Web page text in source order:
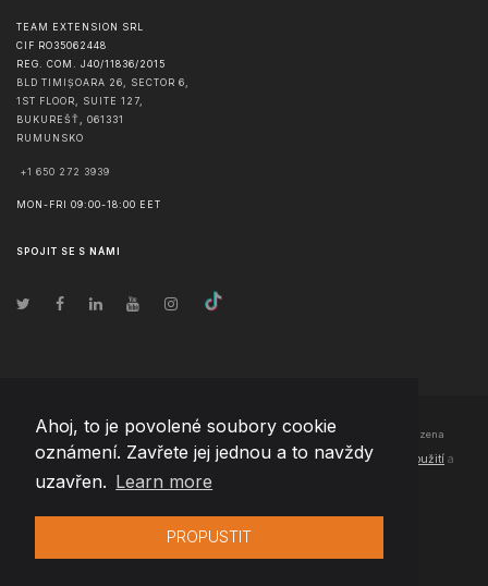
Ahoj, to je povolené soubory cookie
oznámení. Zavřete jej jednou a to navždy
uzavřen. Learn more
PROPUSTIT
TEAM EXTENSION SRL
CIF RO35062448
REG. COM. J40/11836/2015
BLD TIMIȘOARA 26, SECTOR 6,
1ST FLOOR, SUITE 127,
BUKUREŠŤ , 061331
RUMUNSKO
+1 650 272 3939
MON-FRI 09:00-18:00 EET
SPOJIT SE S NÁMI
© Copyright2026 Team Extension Czech Republic- Všechna práva vyhrazena
Changelog● Používáním těchto stránek souhlasíte s našimiPodmínky použití a
Politika soukromí